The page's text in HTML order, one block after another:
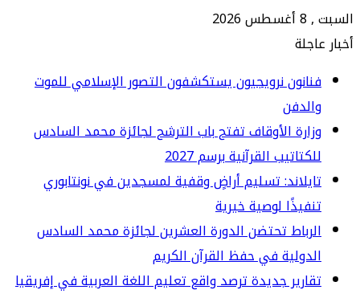
نرويجيون يستكشفون التصور الإسلامي للموت
الأوقاف تفتح باب الترشح لجائزة محمد السادس
القرآنية برسم 2027
تسليم أراضٍ وقفية لمسجدين في نونتابوري
لوصية خيرية
تحتضن الدورة العشرين لجائزة محمد السادس
في حفظ القرآن الكريم
جديدة ترصد واقع تعليم اللغة العربية في إفريقيا